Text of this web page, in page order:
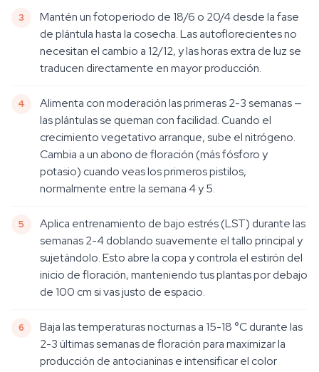
Mantén un fotoperiodo de 18/6 o 20/4 desde la fase
de plántula hasta la cosecha. Las autoflorecientes no
necesitan el cambio a 12/12, y las horas extra de luz se
traducen directamente en mayor producción.
Alimenta con moderación las primeras 2-3 semanas —
las plántulas se queman con facilidad. Cuando el
crecimiento vegetativo arranque, sube el nitrógeno.
Cambia a un abono de floración (más fósforo y
potasio) cuando veas los primeros pistilos,
normalmente entre la semana 4 y 5.
Aplica entrenamiento de bajo estrés (LST) durante las
semanas 2-4 doblando suavemente el tallo principal y
sujetándolo. Esto abre la copa y controla el estirón del
inicio de floración, manteniendo tus plantas por debajo
de 100 cm si vas justo de espacio.
Baja las temperaturas nocturnas a 15-18 °C durante las
2-3 últimas semanas de floración para maximizar la
producción de antocianinas e intensificar el color